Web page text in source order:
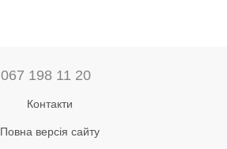
067 198 11 20
Контакти
Повна версія сайту